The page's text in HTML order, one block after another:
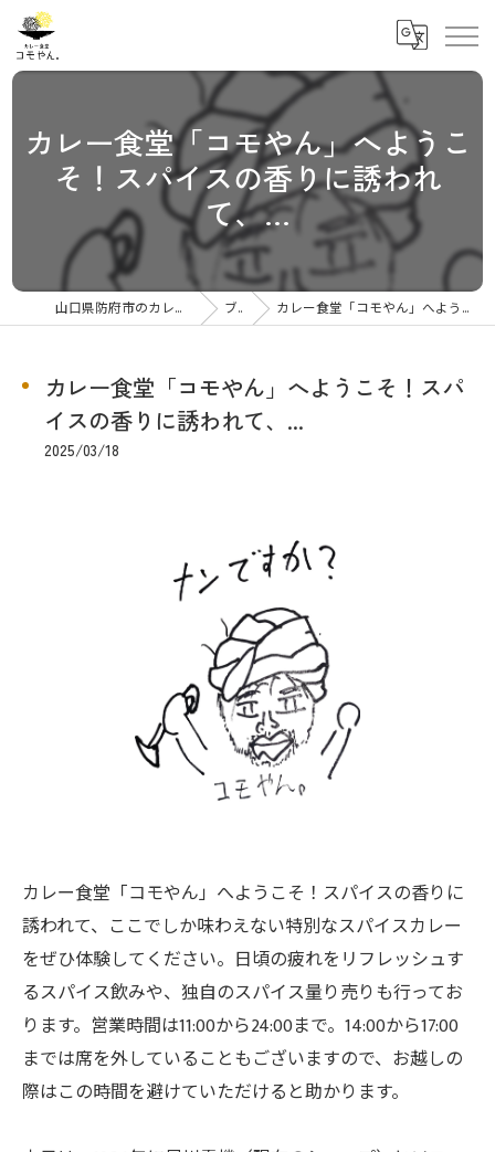
カレー食堂「コモやん」へようこ
そ！スパイスの香りに誘われ
て、...
山口県防府市のカレーならカレー食堂コモやん ブログ カレー食堂「コモやん」へようこそ！スパイスの香りに誘われて、...
カレー食堂「コモやん」へようこそ！スパ
イスの香りに誘われて、...
2025/03/18
カレー食堂「コモやん」へようこそ！スパイスの香りに
誘われて、ここでしか味わえない特別なスパイスカレー
をぜひ体験してください。日頃の疲れをリフレッシュす
るスパイス飲みや、独自のスパイス量り売りも行ってお
ります。営業時間は11:00から24:00まで。14:00から17:00
までは席を外していることもございますので、お越しの
際はこの時間を避けていただけると助かります。